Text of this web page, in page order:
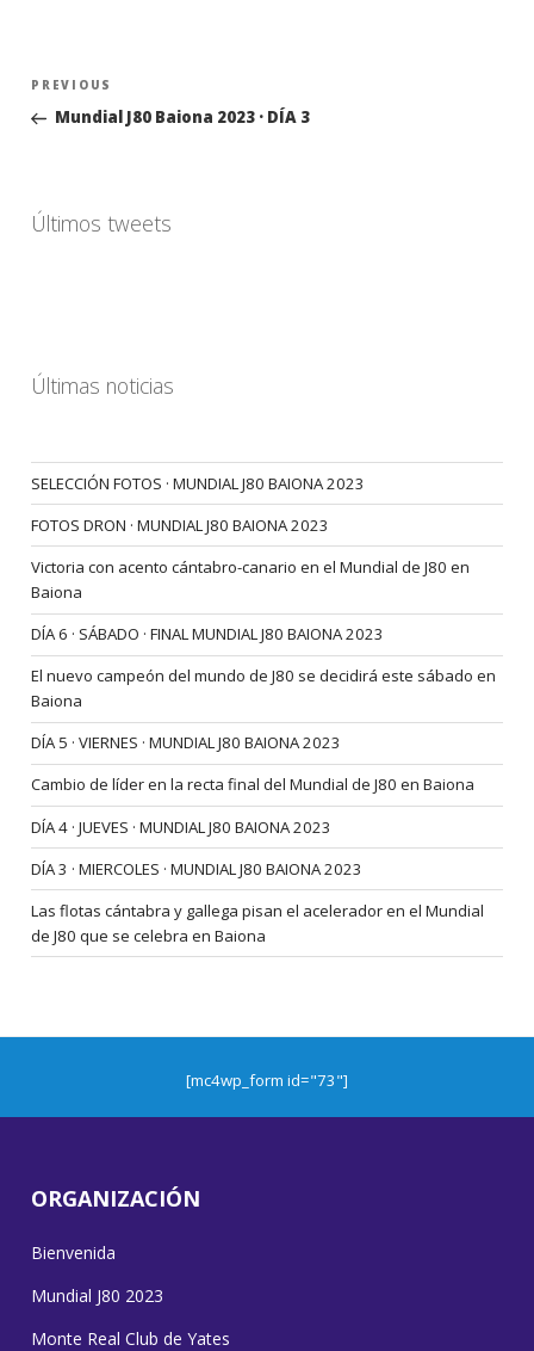
Navegación
entradas
Previous
Post
PREVIOUS
Mundial J80 Baiona 2023 · DÍA 3
Últimos tweets
Últimas noticias
SELECCIÓN FOTOS · MUNDIAL J80 BAIONA 2023
FOTOS DRON · MUNDIAL J80 BAIONA 2023
Victoria con acento cántabro-canario en el Mundial de J80 en
Baiona
DÍA 6 · SÁBADO · FINAL MUNDIAL J80 BAIONA 2023
El nuevo campeón del mundo de J80 se decidirá este sábado en
Baiona
DÍA 5 · VIERNES · MUNDIAL J80 BAIONA 2023
Cambio de líder en la recta final del Mundial de J80 en Baiona
DÍA 4 · JUEVES · MUNDIAL J80 BAIONA 2023
DÍA 3 · MIERCOLES · MUNDIAL J80 BAIONA 2023
Las flotas cántabra y gallega pisan el acelerador en el Mundial
de J80 que se celebra en Baiona
[mc4wp_form id="73"]
ORGANIZACIÓN
Bienvenida
Mundial J80 2023
Monte Real Club de Yates